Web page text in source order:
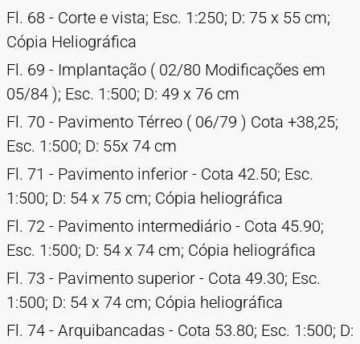
Fl. 68 - Corte e vista; Esc. 1:250; D: 75 x 55 cm;
Cópia Heliográfica
Fl. 69 - Implantação ( 02/80 Modificações em
05/84 ); Esc. 1:500; D: 49 x 76 cm
Fl. 70 - Pavimento Térreo ( 06/79 ) Cota +38,25;
Esc. 1:500; D: 55x 74 cm
Fl. 71 - Pavimento inferior - Cota 42.50; Esc.
1:500; D: 54 x 75 cm; Cópia heliográfica
Fl. 72 - Pavimento intermediário - Cota 45.90;
Esc. 1:500; D: 54 x 74 cm; Cópia heliográfica
Fl. 73 - Pavimento superior - Cota 49.30; Esc.
1:500; D: 54 x 74 cm; Cópia heliográfica
Fl. 74 - Arquibancadas - Cota 53.80; Esc. 1:500; D: